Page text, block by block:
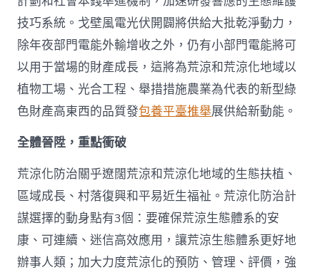
技巧系統。戈壁風電光伏開闢將供給大批乾淨動力，
除年夜部門電能外輸增收之外，仍有小部門電能將可
以用于當場的財產成長，這將為荒涼和荒涼化地域以
植物工場、光合工程、舉措措施農業為代表的新型綠
色財產高東西的品質發包養平臺推舉展供給新動能。
全體晉陞，重點衝破
荒涼化防治關乎遼闊荒涼和荒涼化地域的生態扶植、
區域成長、村落復興和平易近生福祉。荒涼化防治計
謀選擇的動身點有3個：要確保荒涼生態體系的安
康、可連續、迷信高效應用，讓荒涼生態體系更好地
辦事人類；加大力度荒涼化的預防、管理、評價，強